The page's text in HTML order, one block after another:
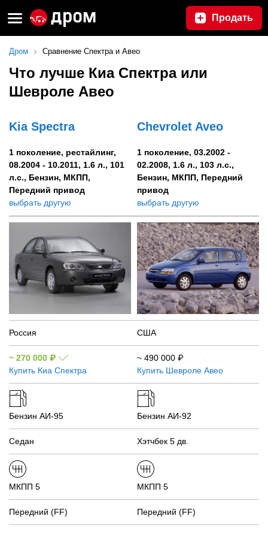
Продать
Дром Сравнение Спектра и Авео
Что лучше Киа Спектра или
Шевроле Авео
Kia Spectra Chevrolet Aveo
1 поколение, рестайлинг,
08.2004 - 10.2011, 1.6 л., 101
л.с., Бензин, МКПП,
Передний привод
выбрать другую
1 поколение, 03.2002 -
02.2008, 1.6 л., 103 л.с.,
Бензин, МКПП, Передний
привод
выбрать другую
Россия США
~ 270 000 ₽
Купить Киа Спектра
~ 490 000 ₽
Купить Шевроле Авео
Бензин АИ-95 Бензин АИ-92
Седан Хэтчбек 5 дв.
МКПП 5 МКПП 5
Передний (FF) Передний (FF)